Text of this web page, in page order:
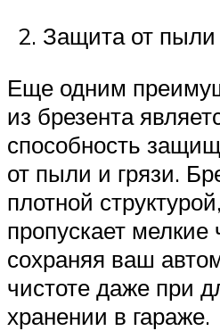
Защита от пыли
Еще одним
из брезента
способность
от пыли и грязи.
плотной
пропускает мелкие
сохраняя ваш
чистоте даже при
хранении в гараже.